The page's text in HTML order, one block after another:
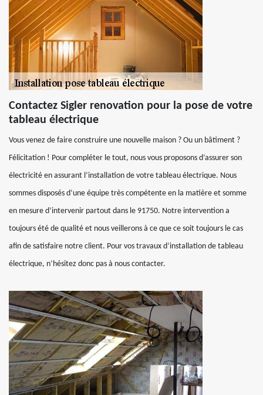
Contactez Sigler renovation pour la pose de votre
tableau électrique
Vous venez de faire construire une nouvelle maison ? Ou un bâtiment ?
Félicitation ! Pour compléter le tout, nous vous proposons d’assurer son
électricité en assurant l’installation de votre tableau électrique. Nous
sommes disposés d’une équipe très compétente en la matière et somme
en mesure d’intervenir partout dans le 91750. Notre intervention a
toujours été de qualité et nous veillerons à ce que ce soit toujours le cas
afin de satisfaire notre client. Pour vos travaux d’installation de tableau
électrique, n’hésitez donc pas à nous contacter.